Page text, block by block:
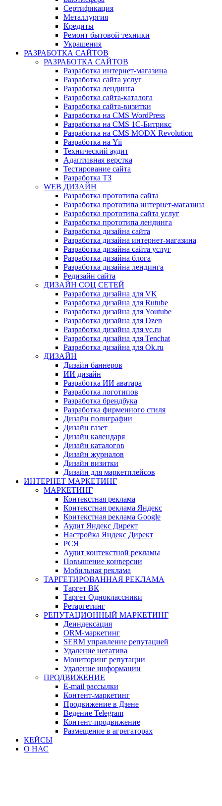
Сертификация
Металлургия
Кредиты
Ремонт бытовой техники
Украшения
РАЗРАБОТКА САЙТОВ
РАЗРАБОТКА САЙТОВ
Разработка интернет-магазина
Разработка сайта услуг
Разработка лендинга
Разработка сайта-каталога
Разработка сайта-визитки
Разработка на CMS WordPress
Разработка на CMS 1С-Битрикс
Разработка на CMS MODX Revolution
Разработка на Yii
Технический аудит
Адаптивная верстка
Тестирование сайта
Разработка ТЗ
WEB ДИЗАЙН
Разработка прототипа сайта
Разработка прототипа интернет-магазина
Разработка прототипа сайта услуг
Разработка прототипа лендинга
Разработка дизайна сайта
Разработка дизайна интернет-магазина
Разработка дизайна сайта услуг
Разработка дизайна блога
Разработка дизайна лендинга
Редизайн сайта
ДИЗАЙН СОЦ СЕТЕЙ
Разработка дизайна для VK
Разработка дизайна для Rutube
Разработка дизайна для Youtube
Разработка дизайна для Dzen
Разработка дизайна для vc.ru
Разработка дизайна для Tenchat
Разработка дизайна для Ok.ru
ДИЗАЙН
Дизайн баннеров
ИИ дизайн
Разработка ИИ аватара
Разработка логотипов
Разработка брендбука
Разработка фирменного стиля
Дизайн полиграфии
Дизайн газет
Дизайн календаря
Дизайн каталогов
Дизайн журналов
Дизайн визитки
Дизайн для маркетплейсов
ИНТЕРНЕТ МАРКЕТИНГ
МАРКЕТИНГ
Контекстная реклама
Контекстная реклама Яндекс
Контекстная реклама Google
Аудит Яндекс Директ
Настройка Яндекс Директ
РСЯ
Аудит контекстной рекламы
Повышение конверсии
Мобильная реклама
ТАРГЕТИРОВАННАЯ РЕКЛАМА
Таргет ВК
Таргет Одноклассники
Ретаргетинг
РЕПУТАЦИОННЫЙ МАРКЕТИНГ
Деиндексация
ORM-маркетинг
SERM управление репутацией
Удаление негатива
Мониторинг репутации
Удаление информации
ПРОДВИЖЕНИЕ
E-mail рассылки
Контент-маркетинг
Продвижение в Дзене
Ведение Telegram
Контент-продвижение
Размещение в агрегаторах
КЕЙСЫ
О НАС